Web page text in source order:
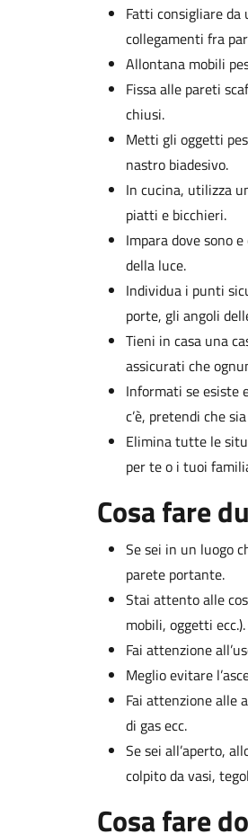
Fatti consigliare
collegamenti fra
Allontana mobili
Fissa alle pareti
chiusi.
Metti gli oggetti
nastro biadesivo.
In cucina, utilizza
piatti e bicchieri.
Impara dove sono
della luce.
Individua i punti
porte, gli angoli
Tieni in casa una
assicurati che
Informati se esiste
c’è, pretendi che
Elimina tutte le
per te o i tuoi
Cosa fare
Se sei in un luogo
parete portante.
Stai attento alle
mobili, oggetti ecc.).
Fai attenzione
Meglio evitare
Fai attenzione alle
di gas ecc.
Se sei all’aperto,
colpito da vasi,
Cosa fare